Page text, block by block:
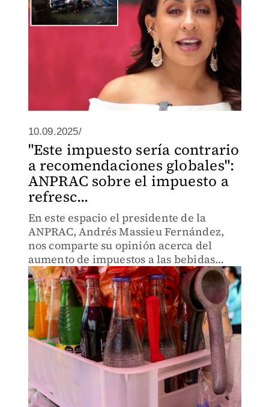
10.09.2025/
"Este impuesto sería contrario
a recomendaciones globales":
ANPRAC sobre el impuesto a
refresc...
En este espacio el presidente de la
ANPRAC, Andrés Massieu Fernández,
nos comparte su opinión acerca del
aumento de impuestos a las bebidas
azucaradas.